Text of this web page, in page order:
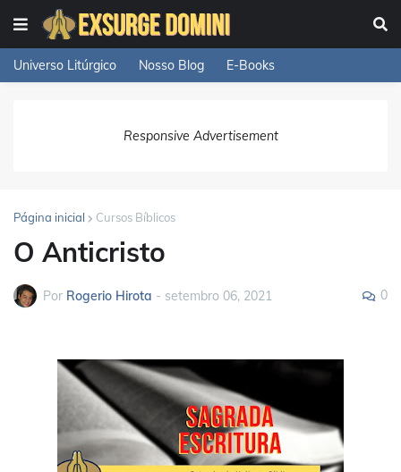
Universo Litúrgico Nosso Blog E-Books
Responsive Advertisement
Página inicial Cursos Bíblicos
O Anticristo
Por Rogerio Hirota - setembro 06, 2021 0